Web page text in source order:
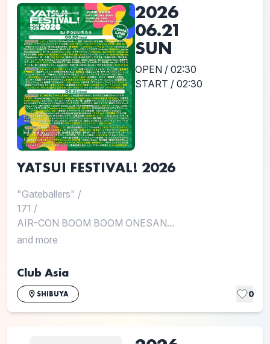
2026
06.21
SUN
OPEN / 02:30
START / 02:30
YATSUI FESTIVAL! 2026
"Gateballers" /
171 /
AIR-CON BOOM BOOM ONESAN...
and more
Club Asia
SHIBUYA 0